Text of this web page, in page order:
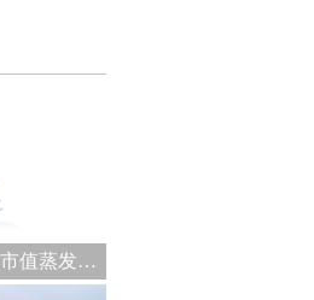
小米集团又双叒叕回购了 年内市值蒸发约1990亿港元